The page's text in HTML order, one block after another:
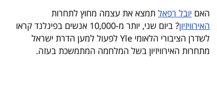
עסקי
ספורט
קריירה
האם יובל רפאל תמצא את עצמה מחוץ לתחרות
האירוויזיון
? ביום שני, יותר מ-10,000 אנשים בפינלנד קראו
לשדרן הציבורי הלאומי Yle לפעול למען הדרת ישראל
מתחרות האירוויזיון בשל המלחמה המתמשכת בעזה.